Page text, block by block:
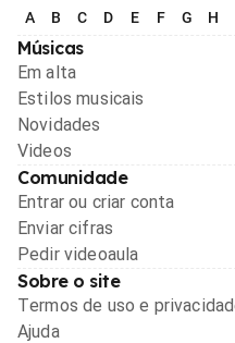
A B C D E F G H
Músicas
Em alta
Estilos musicais
Novidades
Videos
Comunidade
Entrar ou criar conta
Enviar cifras
Pedir videoaula
Sobre o site
Termos de uso e
Ajuda